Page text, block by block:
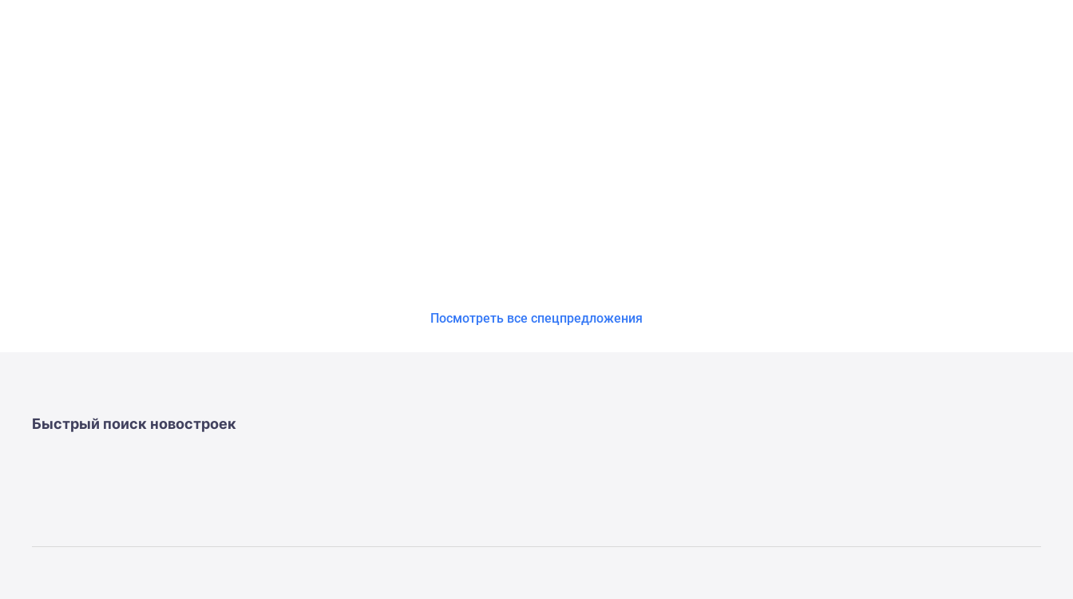
Посмотреть все спецпредложения
Быстрый поиск новостроек